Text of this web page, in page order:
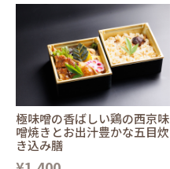
極味噌の香ばしい鶏の西京味
噌焼きとお出汁豊かな五目炊
き込み膳